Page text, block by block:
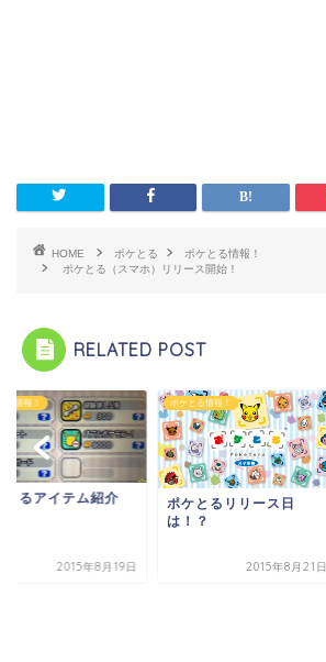
HOME ポケとる
ポケとる情報！
ポケとる（スマホ）リリース開始！
RELATED POST
る情報！
とるアイテム紹介
2015年8月19日
ポケとる情報！
ポケとるリリース日
は！？
2015年8月21日